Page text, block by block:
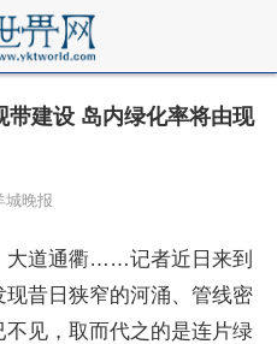
带建设 岛内绿化率将由现
城晚报
大道通衢……记者近日来到
昔日狭窄的河涌、管线密
见，取而代之的是连片绿